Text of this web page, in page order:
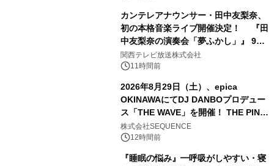
カンテレアナウンサー・田中友梨奈、
初の本格音楽ライブ開催決定！ 『田
中友梨奈の演奏会「夢ふかし」』 9月
13日(日)に梅田Lateralにて開催
関西テレビ放送株式会社
11時間前
2026年8月29日（土）、epica
OKINAWAにてDJ DANBOプロデュー
ス「THE WAVE」を開催！ THE PINK
TOKYO所属のPINK DANCERS4名が
出演決定
株式会社SEQUENCE
12時間前
『睡眠の悩み』━呼吸がしやすい・寝